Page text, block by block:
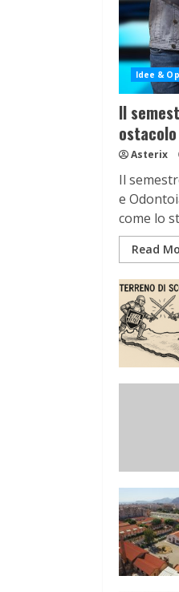
Idee &
Il
Asterix
Il
e
come lo
Read